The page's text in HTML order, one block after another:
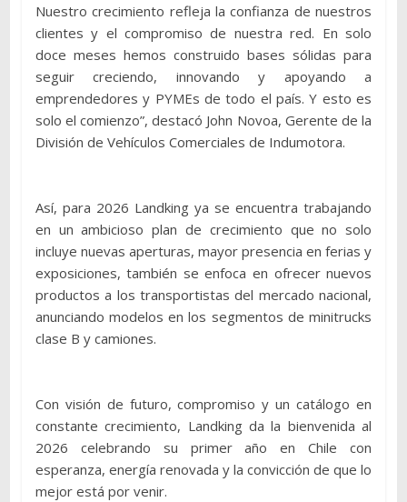
Nuestro crecimiento refleja la confianza de nuestros
clientes y el compromiso de nuestra red. En solo
doce meses hemos construido bases sólidas para
seguir creciendo, innovando y apoyando a
emprendedores y PYMEs de todo el país. Y esto es
solo el comienzo”, destacó John Novoa, Gerente de la
División de Vehículos Comerciales de Indumotora.
Así, para 2026 Landking ya se encuentra trabajando
en un ambicioso plan de crecimiento que no solo
incluye nuevas aperturas, mayor presencia en ferias y
exposiciones, también se enfoca en ofrecer nuevos
productos a los transportistas del mercado nacional,
anunciando modelos en los segmentos de minitrucks
clase B y camiones.
Con visión de futuro, compromiso y un catálogo en
constante crecimiento, Landking da la bienvenida al
2026 celebrando su primer año en Chile con
esperanza, energía renovada y la convicción de que lo
mejor está por venir.